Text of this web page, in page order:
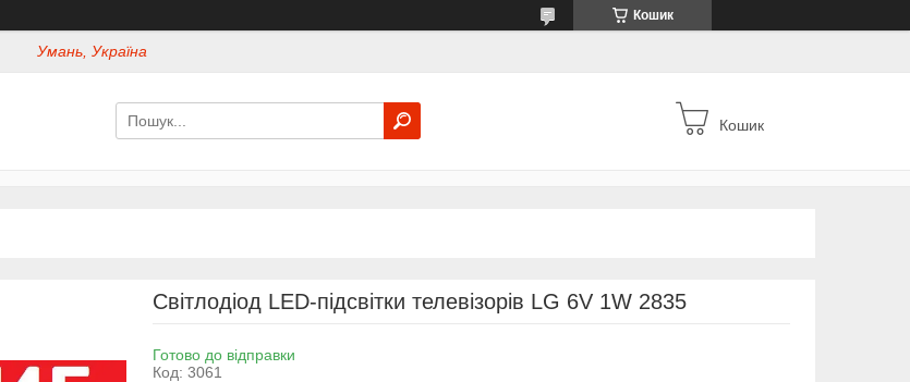
Кошик
Умань, Україна
Кошик
Світлодіод LED-підсвітки телевізорів LG 6V 1W 2835
Готово до відправки
Код: 3061